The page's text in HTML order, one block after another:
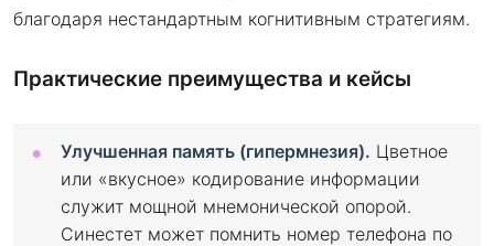
благодаря нестандартным когнитивным стратегиям.
Практические преимущества и кейсы
Улучшенная память (гипермнезия). Цветное
или «вкусное» кодирование информации
служит мощной мнемонической опорой.
Синестет может помнить номер телефона по